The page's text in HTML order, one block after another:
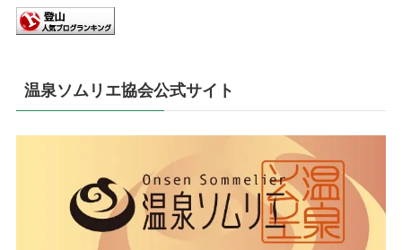
温泉ソムリエ協会公式サイト